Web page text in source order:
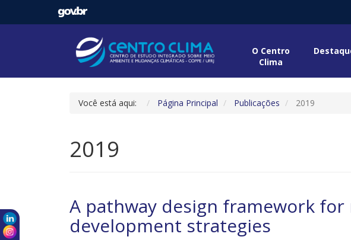
O Centro
Clima
Você está aqui: Página Principal Publicações 2019
2019
A pathway design framework
development strategies